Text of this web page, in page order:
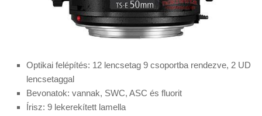
Optikai felépítés: 12 lencsetag 9 csoportba rendezve, 2 UD
lencsetaggal
Bevonatok: vannak, SWC, ASC és fluorit
Írisz: 9 lekerekített lamella